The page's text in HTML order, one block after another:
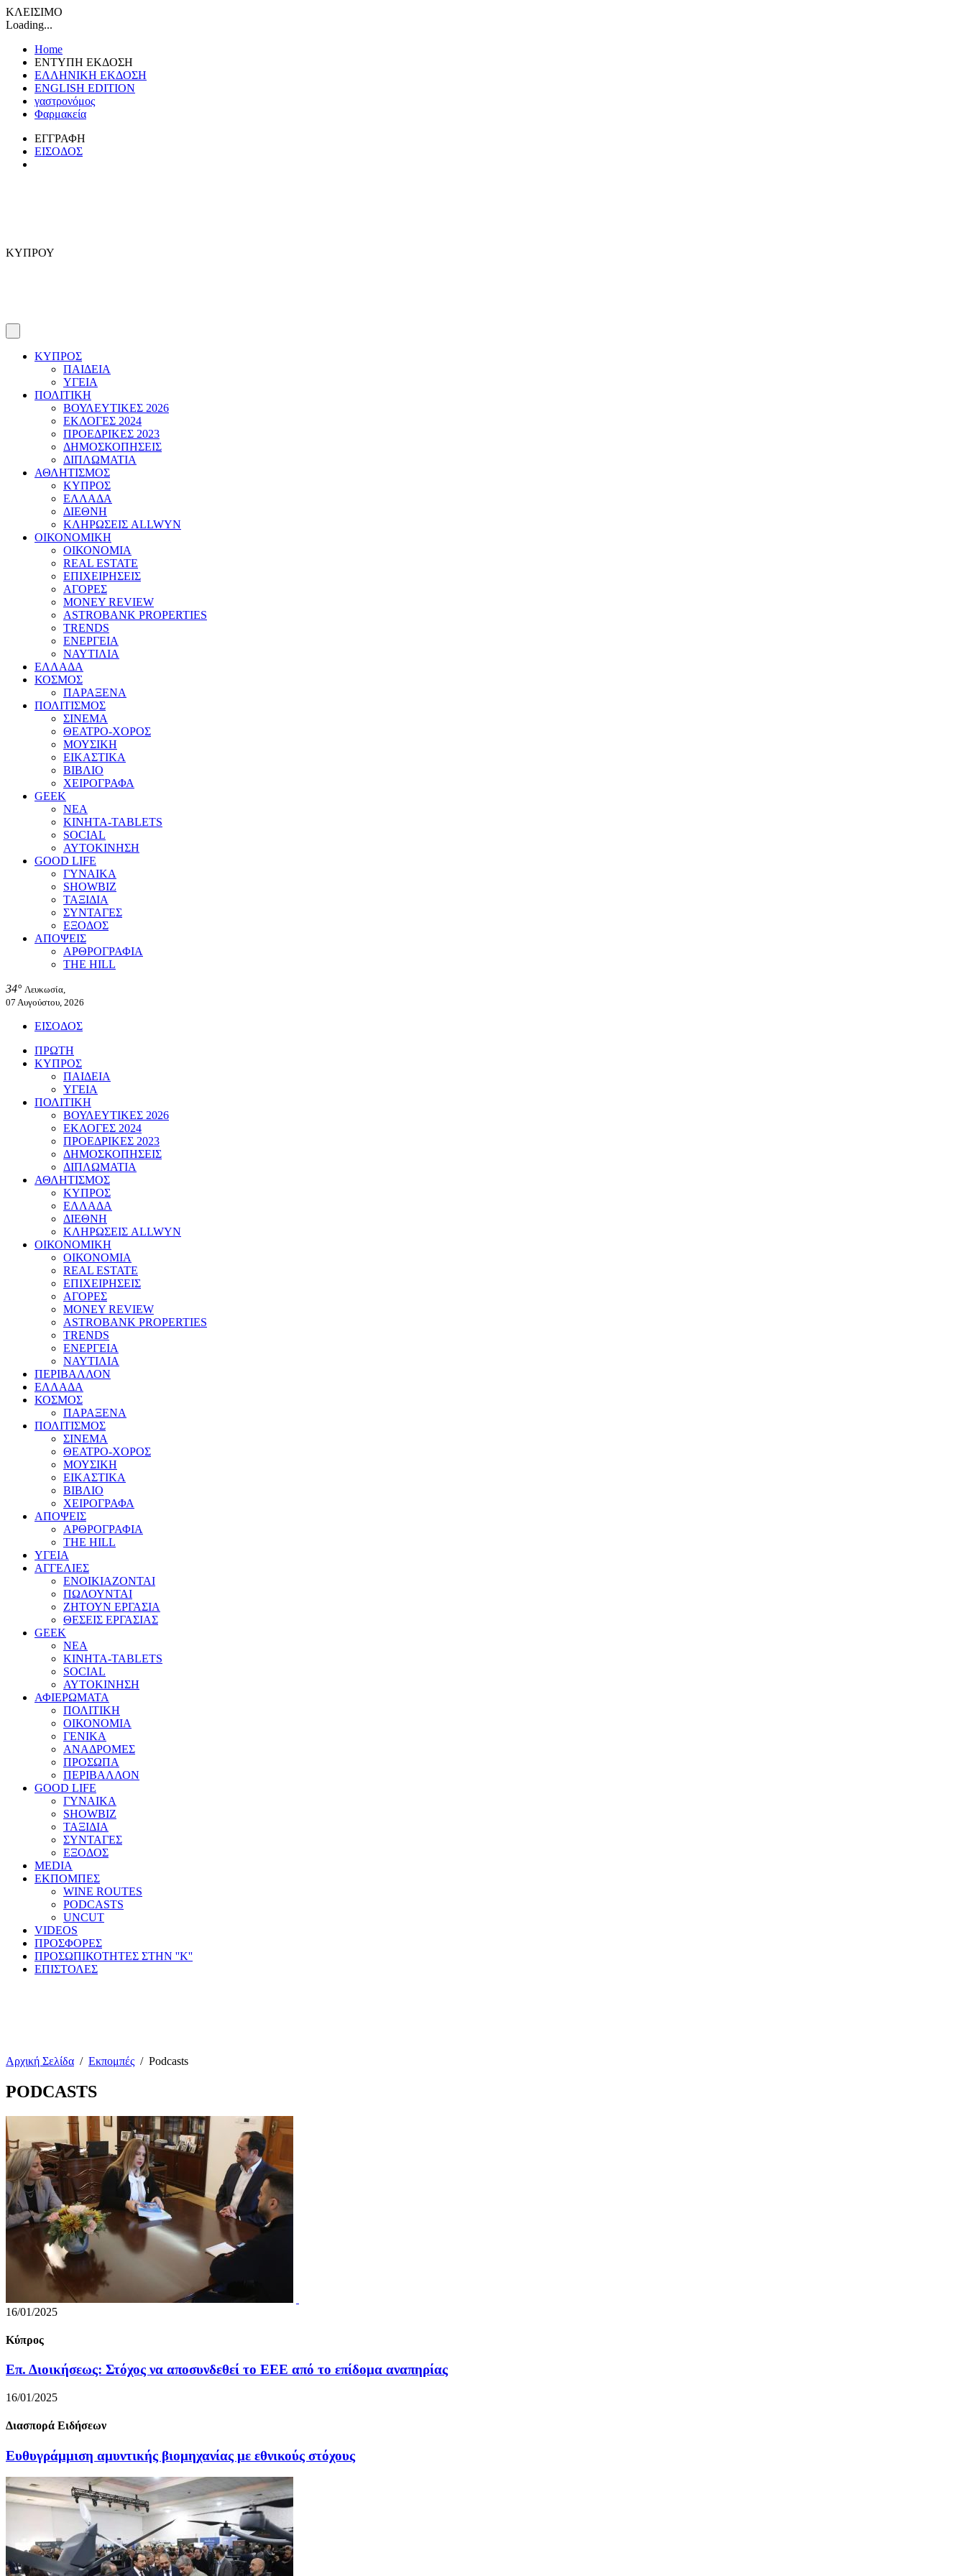
ΚΛΕΙΣΙΜΟ
Loading...
Home
ΕΝΤΥΠΗ ΕΚΔΟΣΗ
ΕΛΛΗΝΙΚΗ ΕΚΔΟΣΗ
ENGLISH EDITION
γαστρονόμος
Φαρμακεία
ΕΓΓΡΑΦΗ
ΕΙΣΟΔΟΣ
ΚΥΠΡΟΥ
ΚΥΠΡΟΣ
ΠΑΙΔΕΙΑ
ΥΓΕΙΑ
ΠΟΛΙΤΙΚΗ
ΒΟΥΛΕΥΤΙΚΕΣ 2026
ΕΚΛΟΓΕΣ 2024
ΠΡΟΕΔΡΙΚΕΣ 2023
ΔΗΜΟΣΚΟΠΗΣΕΙΣ
ΔΙΠΛΩΜΑΤΙΑ
ΑΘΛΗΤΙΣΜΟΣ
ΚΥΠΡΟΣ
ΕΛΛΑΔΑ
ΔΙΕΘΝΗ
ΚΛΗΡΩΣΕΙΣ ALLWYN
ΟΙΚΟΝΟΜΙΚΗ
ΟΙΚΟΝΟΜΙΑ
REAL ESTATE
ΕΠΙΧΕΙΡΗΣΕΙΣ
ΑΓΟΡΕΣ
MONEY REVIEW
ASTROBANK PROPERTIES
TRENDS
ΕΝΕΡΓΕΙΑ
ΝΑΥΤΙΛΙΑ
ΕΛΛΑΔΑ
ΚΟΣΜΟΣ
ΠΑΡΑΞΕΝΑ
ΠΟΛΙΤΙΣΜΟΣ
ΣΙΝΕΜΑ
ΘΕΑΤΡΟ-ΧΟΡΟΣ
ΜΟΥΣΙΚΗ
ΕΙΚΑΣΤΙΚΑ
ΒΙΒΛΙΟ
ΧΕΙΡΟΓΡΑΦΑ
GEEK
ΝΕΑ
ΚΙΝΗΤΑ-TABLETS
SOCIAL
ΑΥΤΟΚΙΝΗΣΗ
GOOD LIFE
ΓΥΝΑΙΚΑ
SHOWBIZ
ΤΑΞΙΔΙΑ
ΣΥΝΤΑΓΕΣ
ΕΞΟΔΟΣ
ΑΠΟΨΕΙΣ
ΑΡΘΡΟΓΡΑΦΙΑ
THE HILL
34° Λευκωσία,
07 Αυγούστου, 2026
ΕΙΣΟΔΟΣ
ΠΡΩΤΗ
ΚΥΠΡΟΣ
ΠΑΙΔΕΙΑ
ΥΓΕΙΑ
ΠΟΛΙΤΙΚΗ
ΒΟΥΛΕΥΤΙΚΕΣ 2026
ΕΚΛΟΓΕΣ 2024
ΠΡΟΕΔΡΙΚΕΣ 2023
ΔΗΜΟΣΚΟΠΗΣΕΙΣ
ΔΙΠΛΩΜΑΤΙΑ
ΑΘΛΗΤΙΣΜΟΣ
ΚΥΠΡΟΣ
ΕΛΛΑΔΑ
ΔΙΕΘΝΗ
ΚΛΗΡΩΣΕΙΣ ALLWYN
ΟΙΚΟΝΟΜΙΚΗ
ΟΙΚΟΝΟΜΙΑ
REAL ESTATE
ΕΠΙΧΕΙΡΗΣΕΙΣ
ΑΓΟΡΕΣ
MONEY REVIEW
ASTROBANK PROPERTIES
TRENDS
ΕΝΕΡΓΕΙΑ
ΝΑΥΤΙΛΙΑ
ΠΕΡΙΒΑΛΛΟΝ
ΕΛΛΑΔΑ
ΚΟΣΜΟΣ
ΠΑΡΑΞΕΝΑ
ΠΟΛΙΤΙΣΜΟΣ
ΣΙΝΕΜΑ
ΘΕΑΤΡΟ-ΧΟΡΟΣ
ΜΟΥΣΙΚΗ
ΕΙΚΑΣΤΙΚΑ
ΒΙΒΛΙΟ
ΧΕΙΡΟΓΡΑΦΑ
ΑΠΟΨΕΙΣ
ΑΡΘΡΟΓΡΑΦΙΑ
THE HILL
ΥΓΕΙΑ
ΑΓΓΕΛΙΕΣ
ΕΝΟΙΚΙΑΖΟΝΤΑΙ
ΠΩΛΟΥΝΤΑΙ
ΖΗΤΟΥΝ ΕΡΓΑΣΙΑ
ΘΕΣΕΙΣ ΕΡΓΑΣΙΑΣ
GEEK
ΝΕΑ
ΚΙΝΗΤΑ-TABLETS
SOCIAL
ΑΥΤΟΚΙΝΗΣΗ
ΑΦΙΕΡΩΜΑΤΑ
ΠΟΛΙΤΙΚΗ
ΟΙΚΟΝΟΜΙΑ
ΓΕΝΙΚΑ
ΑΝΑΔΡΟΜΕΣ
ΠΡΟΣΩΠΑ
ΠΕΡΙΒΑΛΛΟΝ
GOOD LIFE
ΓΥΝΑΙΚΑ
SHOWBIZ
ΤΑΞΙΔΙΑ
ΣΥΝΤΑΓΕΣ
ΕΞΟΔΟΣ
MEDIA
ΕΚΠΟΜΠΕΣ
WINE ROUTES
PODCASTS
UNCUT
VIDEOS
ΠΡΟΣΦΟΡΕΣ
ΠΡΟΣΩΠΙΚΟΤΗΤΕΣ ΣΤΗΝ ''Κ''
ΕΠΙΣΤΟΛΕΣ
Αρχική Σελίδα / Εκπομπές / Podcasts
PODCASTS
16/01/2025
Κύπρος
Επ. Διοικήσεως: Στόχος να αποσυνδεθεί το EEE από το επίδομα αναπηρίας
16/01/2025
Διασπορά Ειδήσεων
Ευθυγράμμιση αμυντικής βιομηχανίας με εθνικούς στόχους